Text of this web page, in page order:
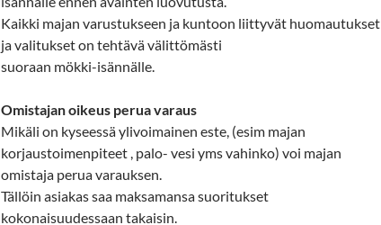
Kaikki majan varustukseen ja kuntoon liittyvät huomautukset
ja valitukset on tehtävä välittömästi
suoraan mökki-isännälle.
Omistajan oikeus perua varaus
Mikäli on kyseessä ylivoimainen este, (esim majan
korjaustoimenpiteet , palo- vesi yms vahinko) voi majan
omistaja perua varauksen.
Tällöin asiakas saa maksamansa suoritukset
kokonaisuudessaan takaisin.